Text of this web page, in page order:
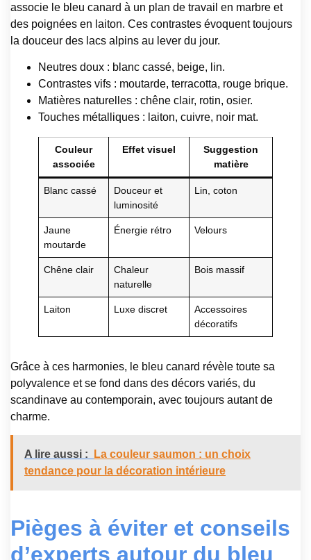
associe le bleu canard à un plan de travail en marbre et
des poignées en laiton. Ces contrastes évoquent toujours
la douceur des lacs alpins au lever du jour.
Neutres doux : blanc cassé, beige, lin.
Contrastes vifs : moutarde, terracotta, rouge brique.
Matières naturelles : chêne clair, rotin, osier.
Touches métalliques : laiton, cuivre, noir mat.
Couleur
associée
Effet visuel
Suggestion
matière
Blanc cassé
Douceur et
luminosité
Lin, coton
Jaune
moutarde
Énergie rétro Velours
Chêne clair
Chaleur
naturelle
Bois massif
Laiton Luxe discret
Accessoires
décoratifs
Grâce à ces harmonies, le bleu canard révèle toute sa
polyvalence et se fond dans des décors variés, du
scandinave au contemporain, avec toujours autant de
charme.
A lire aussi :
La couleur saumon : un choix
tendance pour la décoration intérieure
Pièges à éviter et conseils
d’experts autour du bleu